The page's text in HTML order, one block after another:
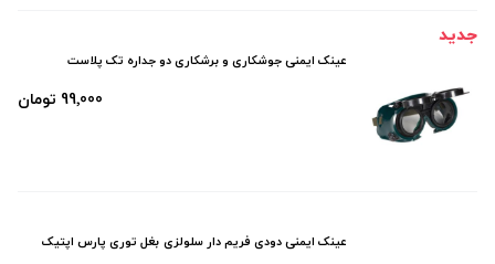
جدید
عینک ایمنی جوشکاری و برشکاری دو جداره تک پلاست
99٬000 تومان
عینک ایمنی دودی فریم دار سلولزی بغل توری پارس اپتیک